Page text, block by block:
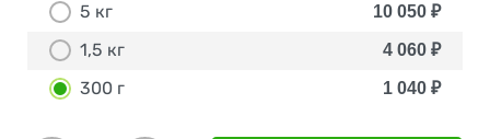
5 кг 10 050 ₽
1,5 кг 4 060 ₽
300 г 1 040 ₽